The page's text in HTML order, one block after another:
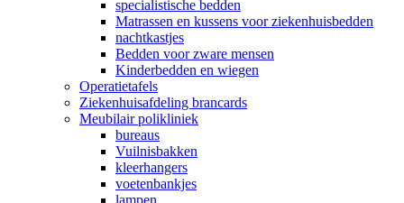
specialistische bedden
Matrassen en kussens voor ziekenhuisbedden
nachtkastjes
Bedden voor zware mensen
Kinderbedden en wiegen
Operatietafels
Ziekenhuisafdeling brancards
Meubilair polikliniek
bureaus
Vuilnisbakken
kleerhangers
voetenbankjes
lampen